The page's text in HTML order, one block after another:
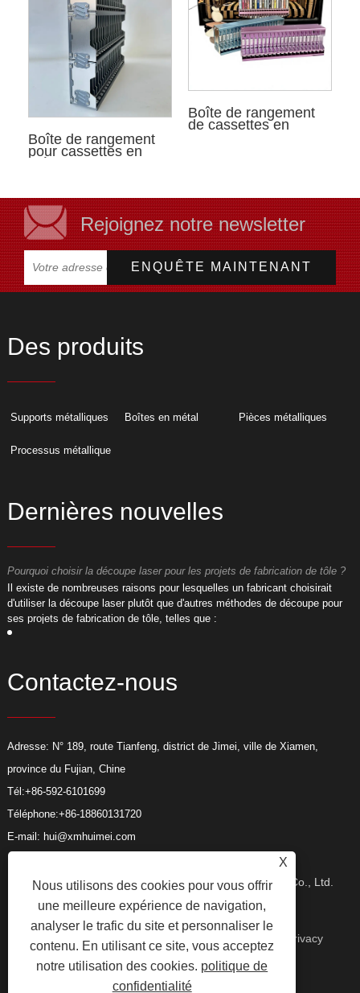
Boîte de rangement
pour cassettes en
métal
Boîte de rangement
de cassettes en
Rejoignez notre newsletter
Des produits
Supports métalliques Boîtes en métal Pièces métalliques
Processus métallique
Dernières nouvelles
Pourquoi choisir la découpe laser pour les projets de fabrication de tôle ?
​Il existe de nombreuses raisons pour lesquelles un fabricant choisirait
d'utiliser la découpe laser plutôt que d'autres méthodes de découpe pour
ses projets de fabrication de tôle, telles que :
Contactez-nous
Adresse: N° 189, route Tianfeng, district de Jimei, ville de Xiamen,
province du Fujian, Chine
Tél:+86-592-6101699
Téléphone:+86-18860131720
E-mail: hui@xmhuimei.com
Copyright © 2024 Xiamen Huimei Industry and Trade Co., Ltd.
Tous droits réservés. Liens Sitemap XML Privacy
X
Nous utilisons des cookies pour vous offrir
une meilleure expérience de navigation,
analyser le trafic du site et personnaliser le
contenu. En utilisant ce site, vous acceptez
notre utilisation des cookies. politique de
confidentialité